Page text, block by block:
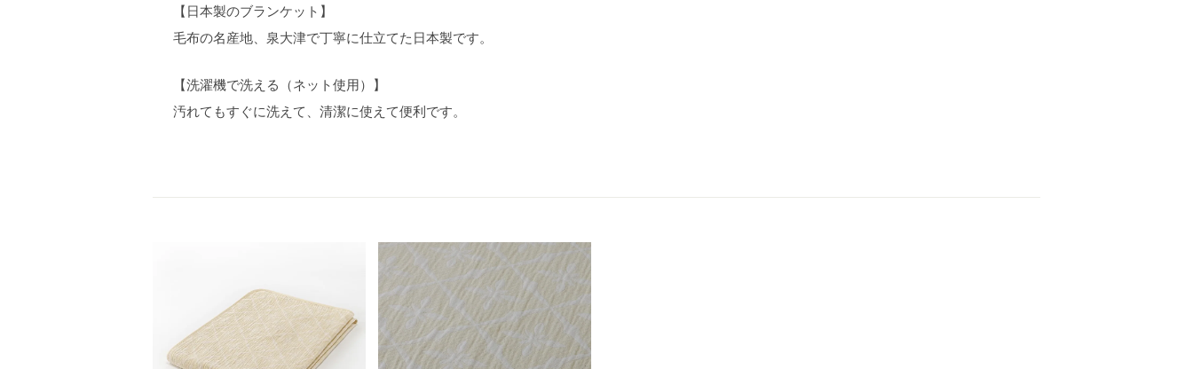
【日本製のブランケット】
毛布の名産地、泉大津で丁寧に仕立てた日本製です。
【洗濯機で洗える（ネット使用）】
汚れてもすぐに洗えて、清潔に使えて便利です。